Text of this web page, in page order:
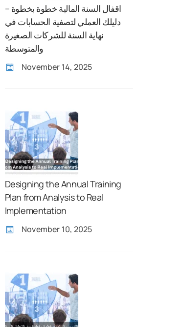
اقفال السنة المالية خطوة بخطوة –
دليلك العملي لتصفية الحسابات في
نهاية السنة للشركات الصغيرة
والمتوسطة
November 14, 2025
Designing the Annual Training
Plan from Analysis to Real
Implementation
November 10, 2025